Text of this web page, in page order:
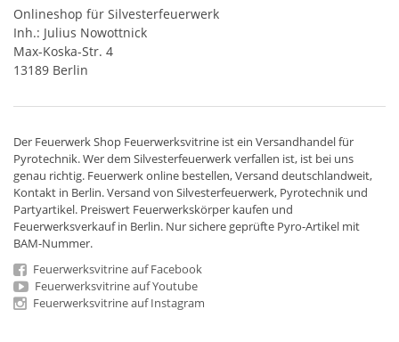
Onlineshop für Silvesterfeuerwerk
Inh.: Julius Nowottnick
Max-Koska-Str. 4
13189 Berlin
Der Feuerwerk Shop Feuerwerksvitrine ist ein Versandhandelfür
Pyrotechnik. Wer dem Silvesterfeuerwerk verfallen ist, ist bei uns
genau richtig. Feuerwerk online bestellen,Versand deutschlandweit,
Kontakt in Berlin. Versand von Silvesterfeuerwerk, Pyrotechnik und
Partyartikel. Preiswert Feuerwerkskörper kaufen und
Feuerwerksverkauf in Berlin. Nur sichere geprüfte Pyro-Artikel mit
BAM-Nummer.
Feuerwerksvitrine auf Facebook
Feuerwerksvitrine auf Youtube
Feuerwerksvitrine auf Instagram